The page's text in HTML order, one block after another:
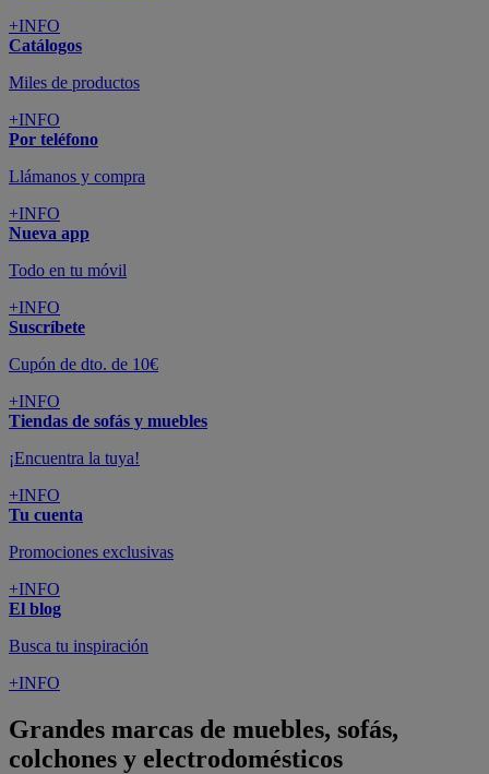
+INFO
Catálogos
Miles de productos
+INFO
Por teléfono
Llámanos y compra
+INFO
Nueva app
Todo en tu móvil
+INFO
Suscríbete
Cupón de dto. de 10€
+INFO
Tiendas de sofás y muebles
¡Encuentra la tuya!
+INFO
Tu cuenta
Promociones exclusivas
+INFO
El blog
Busca tu inspiración
+INFO
Grandes marcas de muebles, sofás,
colchones y electrodomésticos